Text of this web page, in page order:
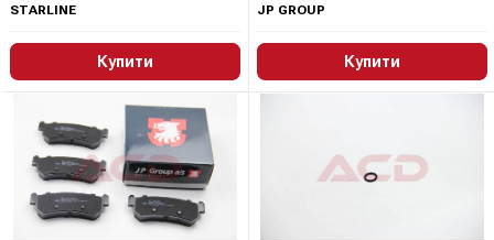
STARLINE
Купити
JP GROUP
Купити